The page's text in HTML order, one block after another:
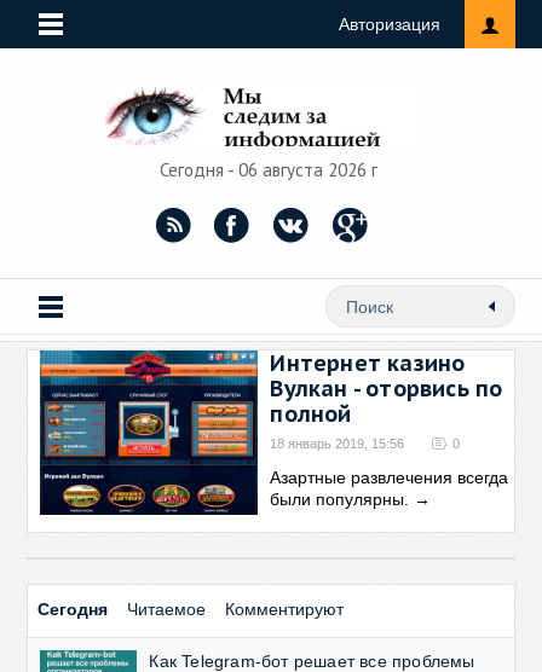
Авторизация
Сегодня - 06 августа 2026 г
Интернет казино
Вулкан - оторвись по
полной
18 январь 2019, 15:56 0
Азартные развлечения всегда
были популярны.
→
Сегодня Читаемое Комментируют
Как Telegram-бот решает все проблемы